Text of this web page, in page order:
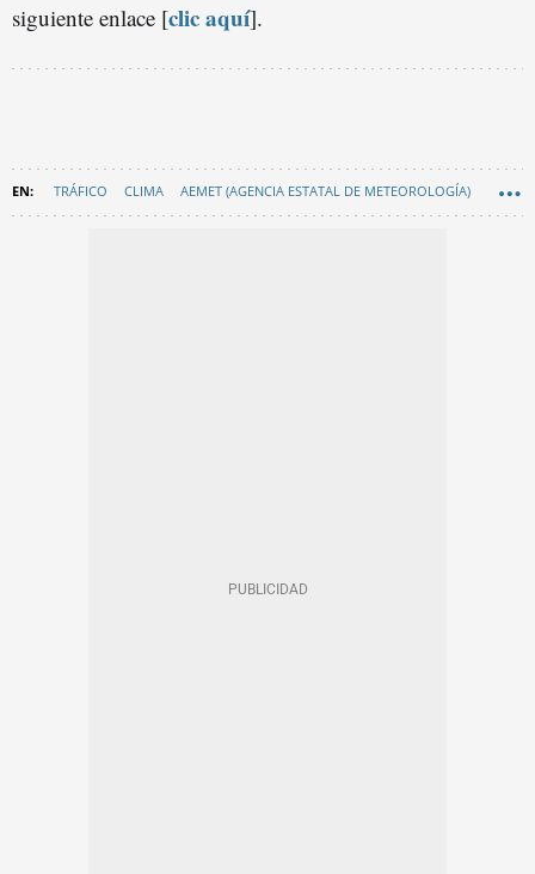
siguiente enlace [clic aquí].
TRÁFICO CLIMA AEMET (AGENCIA ESTATAL DE METEOROLOGÍA)